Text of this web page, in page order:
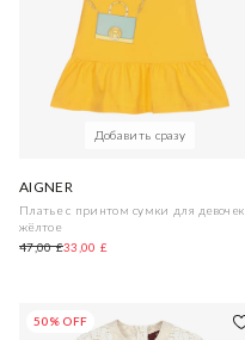
Добавить сразу
AIGNER
Платье с принтом сумки для девочек
жёлтое
47,00 £33,00 £
50% OFF